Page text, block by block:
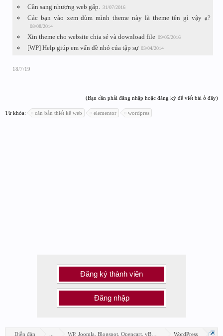
Cần sang nhượng web gấp. 31/07/2016
Các bạn vào xem dùm mình theme này là theme tên gì vậy ạ?
08/08/2014
Xin theme cho website chia sẻ và download file 09/05/2016
[WP] Help giúp em vấn đề nhỏ của tập sự 03/04/2014
18/7/19
(Bạn cần phải đăng nhập hoặc đăng ký để viết bài ở đây)
Từ khóa: căn bản thiết kế web elementor wordpres
Đăng ký thành viên
Đăng nhập
Diễn đàn WP, Joomla, Blogspot, Opencart, vBB, Xenforo...WordPress